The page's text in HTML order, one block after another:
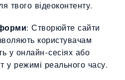
твого відеоконтенту.
: Створюйте сайти
користувачам
у онлайн-сесіях або
у режимі реального часу.